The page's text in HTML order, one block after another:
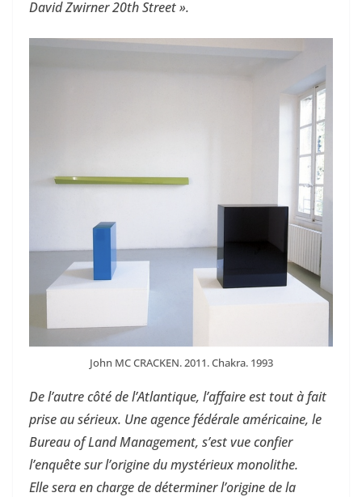
David Zwirner 20th Street ».
John MC CRACKEN. 2011. Chakra. 1993
De l’autre côté de l’Atlantique, l’affaire est tout à fait
prise au sérieux. Une agence fédérale américaine, le
Bureau of Land Management, s’est vue confier
l’enquête sur l’origine du mystérieux monolithe.
Elle sera en charge de déterminer l’origine de la